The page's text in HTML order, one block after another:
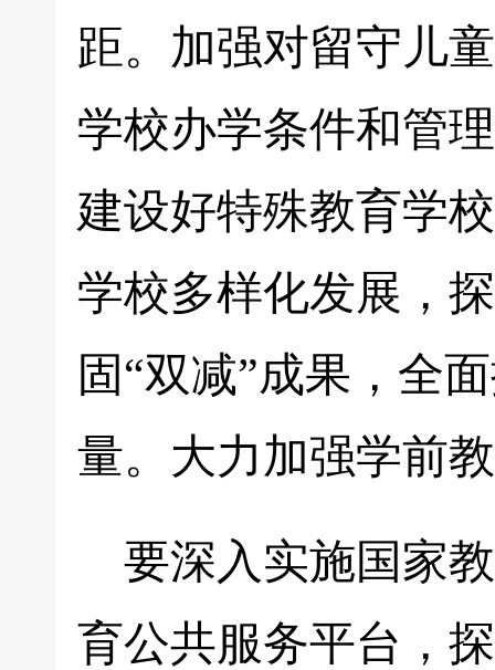
距。加强对留守儿
学校办学条件和管
建设好特殊教育学
学校多样化发展，
固“双减”成果，全
量。大力加强学前
要深入实施国家
育公共服务平台，